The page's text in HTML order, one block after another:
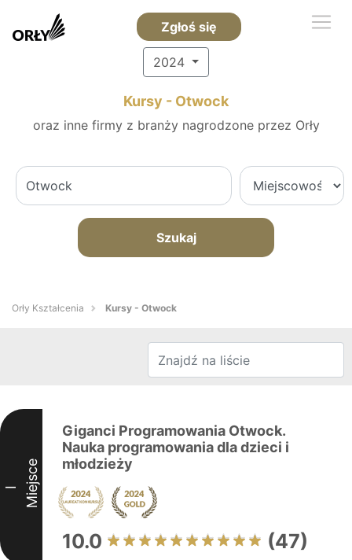
Zgłoś się
2024
Kursy - Otwock
oraz inne firmy z branży nagrodzone przez Orły
Szukaj
Orły Kształcenia Kursy - Otwock
I Miejsce
Giganci Programowania Otwock.
Nauka programowania dla dzieci i
młodzieży
10.0 (47)